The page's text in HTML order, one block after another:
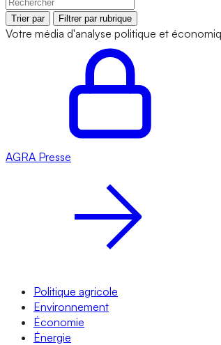
Trier par Filtrer par rubrique
Votre média d'analyse politique et
AGRA Presse
Politique agricole
Environnement
Économie
Énergie